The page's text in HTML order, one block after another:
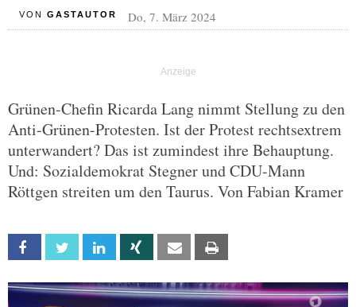
VON GASTAUTOR Do, 7. März 2024
Grünen-Chefin Ricarda Lang nimmt Stellung zu den
Anti-Grünen-Protesten. Ist der Protest rechtsextrem
unterwandert? Das ist zumindest ihre Behauptung.
Und: Sozialdemokrat Stegner und CDU-Mann
Röttgen streiten um den Taurus. Von Fabian Kramer
Facebook Twitter Linkedin Xing Email